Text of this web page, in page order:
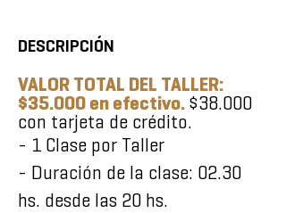
DESCRIPCIÓN
VALOR TOTAL DEL TALLER:
$35.000 en efectivo.$38.000
con tarjeta de crédito.
- 1 Clase por Taller
- Duración de la clase: 02.30
hs. desde las 20 hs.